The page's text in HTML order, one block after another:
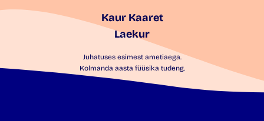
Kaur Kaaret
Laekur
Juhatuses esimest ametiaega.
Kolmanda aasta füüsika tudeng.